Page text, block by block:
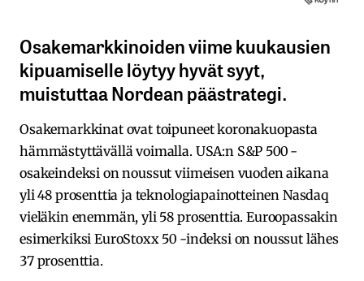
Osakemarkkinoiden viime kuukausien
kipuamiselle löytyy hyvät syyt,
muistuttaa Nordean päästrategi.
Osakemarkkinat ovat toipuneet koronakuopasta
hämmästyttävällä voimalla. USA:n S&P 500 -
osakeindeksi on noussut viimeisen vuoden aikana
yli 48 prosenttia ja teknologiapainotteinen Nasdaq
vieläkin enemmän, yli 58 prosenttia. Euroopassakin
esimerkiksi EuroStoxx 50 -indeksi on noussut lähes
37 prosenttia.